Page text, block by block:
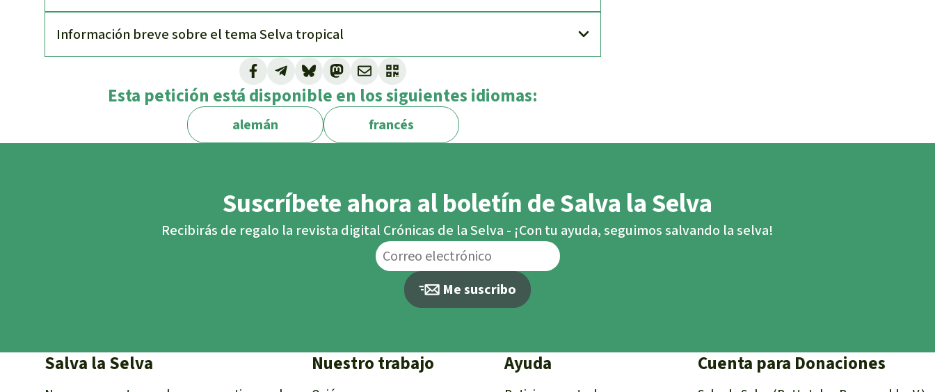
Información breve sobre el tema Selva tropical
Esta petición está disponible en los siguientes idiomas:
alemán francés
Suscríbete ahora al boletín de Salva la Selva
Recibirás de regalo la revista digital Crónicas de la Selva - ¡Con tu ayuda, seguimos salvando la selva!
Me suscribo
Salva la Selva Nuestro trabajo Ayuda Cuenta para Donaciones